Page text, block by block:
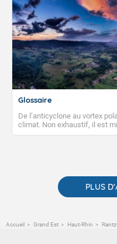
Glossaire
De l’anticyclone au vortex
climat. Non exhaustif, il est
publications. Vous y
PLUS
Accueil Grand Est Haut-Rhin